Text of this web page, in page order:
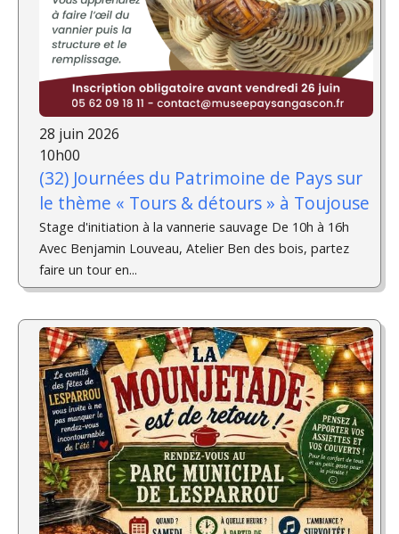
28 juin 2026
10h00
(32) Journées du Patrimoine de Pays sur
le thème « Tours & détours » à Toujouse
Stage d'initiation à la vannerie sauvage De 10h à 16h
Avec Benjamin Louveau, Atelier Ben des bois, partez
faire un tour en...